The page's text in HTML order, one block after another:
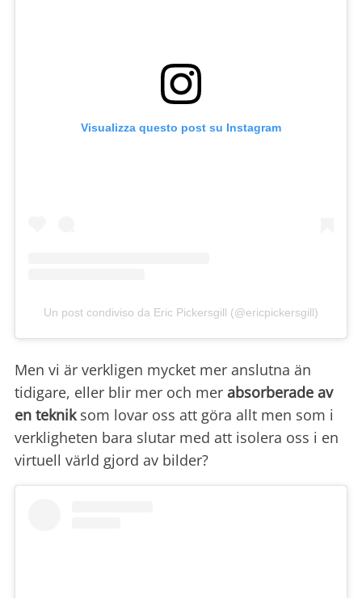
Visualizza questo post su Instagram
Un post condiviso da Eric Pickersgill (@ericpickersgill)
Men vi är verkligen mycket mer anslutna än
tidigare, eller blir mer och mer absorberade av
en tekniksom lovar oss att göra allt men som i
verkligheten bara slutar med att isolera oss i en
virtuell värld gjord av bilder?